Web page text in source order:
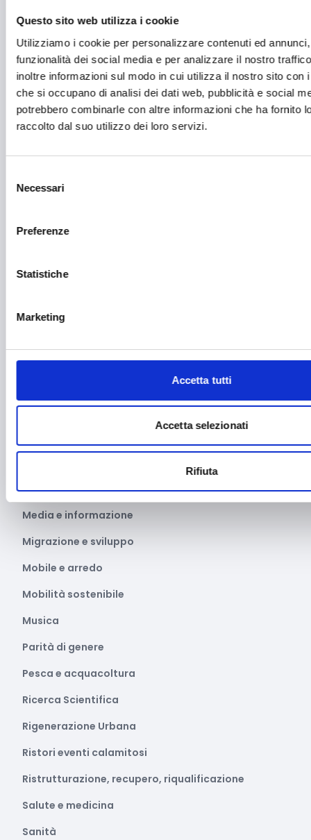
Questo sito web utilizza i cookie
Utilizziamo i cookie per personalizzare contenuti ed
funzionalità dei social media e per analizzare il nostro
inoltre informazioni sul modo in cui utilizza il nostro sito con
che si occupano di analisi dei dati web, pubblicità e social
potrebbero combinarle con altre informazioni che ha fornito
raccolto dal suo utilizzo dei loro servizi.
delNecessari
Preferenze
Statistiche
Marketing
Accetta tutti
Accetta selezionati
Rifiuta
Festival e mostre
Fiere ed eventi
Formazione e lavoro
Fotovoltaico
Gastronomia
Imprenditoria femminile
Innovazione tecnologica, digitalizzazione, ICT
Libro e lettura
Manifestazioni culturali
Marketing e comunicazione
Media e informazione
Migrazione e sviluppo
Mobile e arredo
Mobilità sostenibile
Musica
Parità di genere
Pesca e acquacoltura
Ricerca Scientifica
Rigenerazione Urbana
Ristori eventi calamitosi
Ristrutturazione, recupero, riqualificazione
Salute e medicina
Sanità